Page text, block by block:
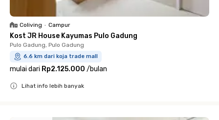
Coliving • Campur
Kost JR House Kayumas Pulo Gadung
Pulo Gadung, Pulo Gadung
6.6 km dari koja trade mall
mulai dari Rp2.125.000 /bulan
Lihat info lebih banyak